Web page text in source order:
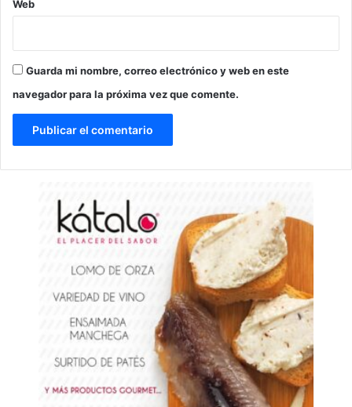
Web
Guarda mi nombre, correo electrónico y web en este
navegador para la próxima vez que comente.